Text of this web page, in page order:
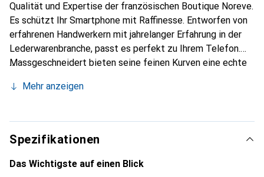
Qualität und Expertise der französischen Boutique Noreve.
Es schützt Ihr Smartphone mit Raffinesse. Entworfen von
erfahrenen Handwerkern mit jahrelanger Erfahrung in der
Lederwarenbranche, passt es perfekt zu Ihrem Telefon.
Massgeschneidert bieten seine feinen Kurven eine echte
Accessoire für Ihr Smartphone. International anerkannt für
zuverlässige Wahl für eine anspruchsvolle Kundschaft.
Mehr anzeigen
Spezifikationen
Das Wichtigste auf einen Blick